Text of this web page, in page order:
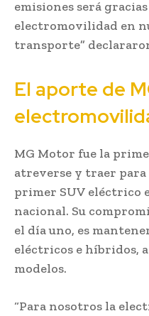
emisiones será
electromovilidad en
transporte”
El aporte de
MG Motor fue la
atreverse y traer para
primer SUV eléctrico
nacional. Su
el día uno, es
eléctricos e híbridos,
modelos.
“Para nosotros la